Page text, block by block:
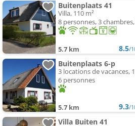
Buitenplaats 41
Villa, 110 m²
8 personnes, 3
5.7 km 8.5/
Buitenplaats 6-p
3 locations de vacances,
6 personnes
5.7 km 9.3/
Villa Buiten 41